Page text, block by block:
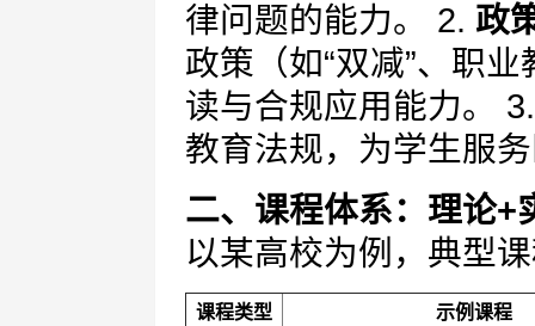
律问题的能力。 2. 政
政策（如“双减”、职
读与合规应用能力。
教育法规，为学生服
二、课程体系：理论+
以某高校为例，典型
课程类型
示例课程